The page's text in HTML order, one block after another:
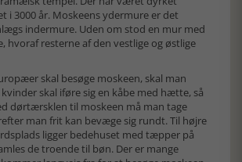
i 3000 år. Moskeens ydermure er det
indermure. Uden om stod en mur med
hvoraf resterne af den vestlige og østlige
skal besøge moskeen, skal man
skal iføre sig en kåbe med hætte, så
dørtærsklen til moskeen må man tage
man frit kan bevæge sig rundt. Til højre
ligger bedehuset med tæpper på
de troende til bøn. Der er mange